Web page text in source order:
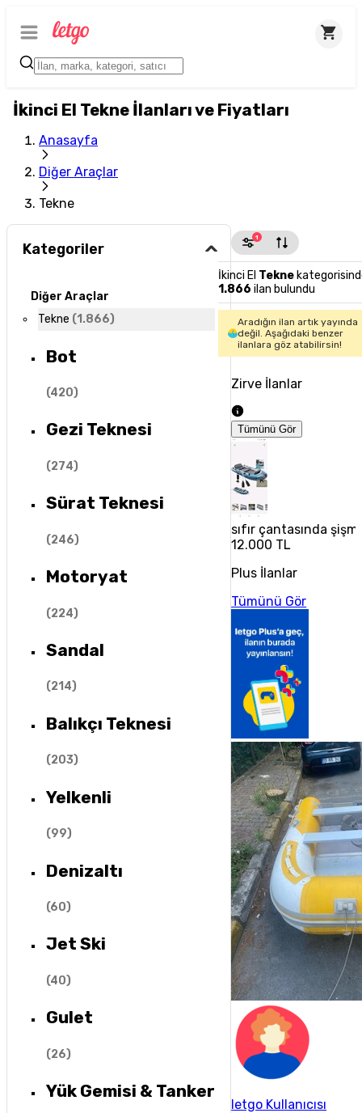
İkinci El Tekne İlanları ve Fiyatları
Anasayfa
Diğer Araçlar
Tekne
Kategoriler
Diğer Araçlar
Tekne (1.866)
Bot
(420)
Gezi Teknesi
(274)
Sürat Teknesi
(246)
Motoryat
(224)
Sandal
(214)
Balıkçı Teknesi
(203)
Yelkenli
(99)
Denizaltı
(60)
Jet Ski
(40)
Gulet
(26)
Yük Gemisi & Tanker
1
İkinci El Tekne
1.866 ilan bulundu
Aradığın ilan artık yayında
değil. Aşağıdaki benzer
ilanlara göz atabilirsin!
Zirve İlanlar
Tümünü Gör
sıfır çantasında
12.000 TL
Plus İlanlar
Tümünü Gör
letgo Kullanıcısı